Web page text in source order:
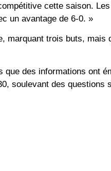
cette saison.
un avantage de 6-0. »
trois buts, mais
que des informations ont
soulevant des